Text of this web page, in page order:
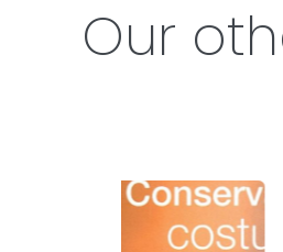
Our